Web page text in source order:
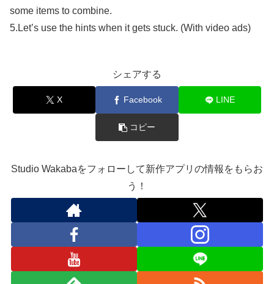
some items to combine.
5.Let’s use the hints when it gets stuck. (With video ads)
シェアする
X Facebook LINE
コピー
Studio Wakabaをフォローして新作アプリの情報をもらお
う！